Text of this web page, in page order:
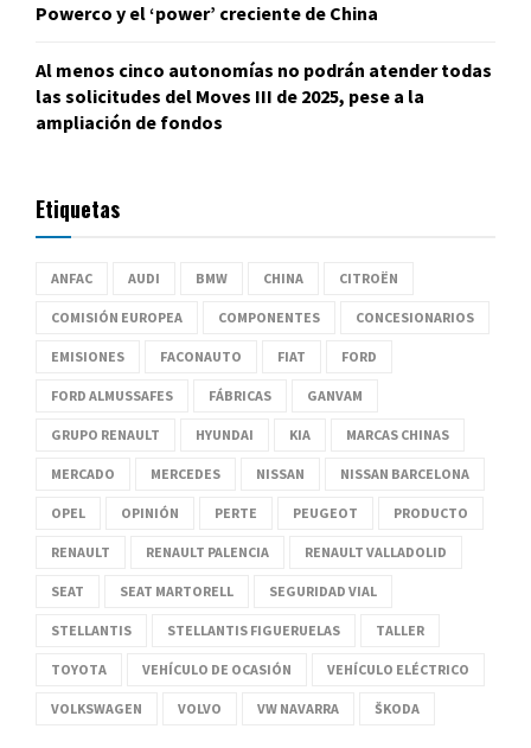
Powerco y el ‘power’ creciente de China
Al menos cinco autonomías no podrán atender todas
las solicitudes del Moves III de 2025, pese a la
ampliación de fondos
Etiquetas
ANFAC AUDI BMW CHINA CITROËN
COMISIÓN EUROPEA COMPONENTES CONCESIONARIOS
EMISIONES FACONAUTO FIAT FORD
FORD ALMUSSAFES FÁBRICAS GANVAM
GRUPO RENAULT HYUNDAI KIA MARCAS CHINAS
MERCADO MERCEDES NISSAN NISSAN BARCELONA
OPEL OPINIÓN PERTE PEUGEOT PRODUCTO
RENAULT RENAULT PALENCIA RENAULT VALLADOLID
SEAT SEAT MARTORELL SEGURIDAD VIAL
STELLANTIS STELLANTIS FIGUERUELAS TALLER
TOYOTA VEHÍCULO DE OCASIÓN VEHÍCULO ELÉCTRICO
VOLKSWAGEN VOLVO VW NAVARRA ŠKODA